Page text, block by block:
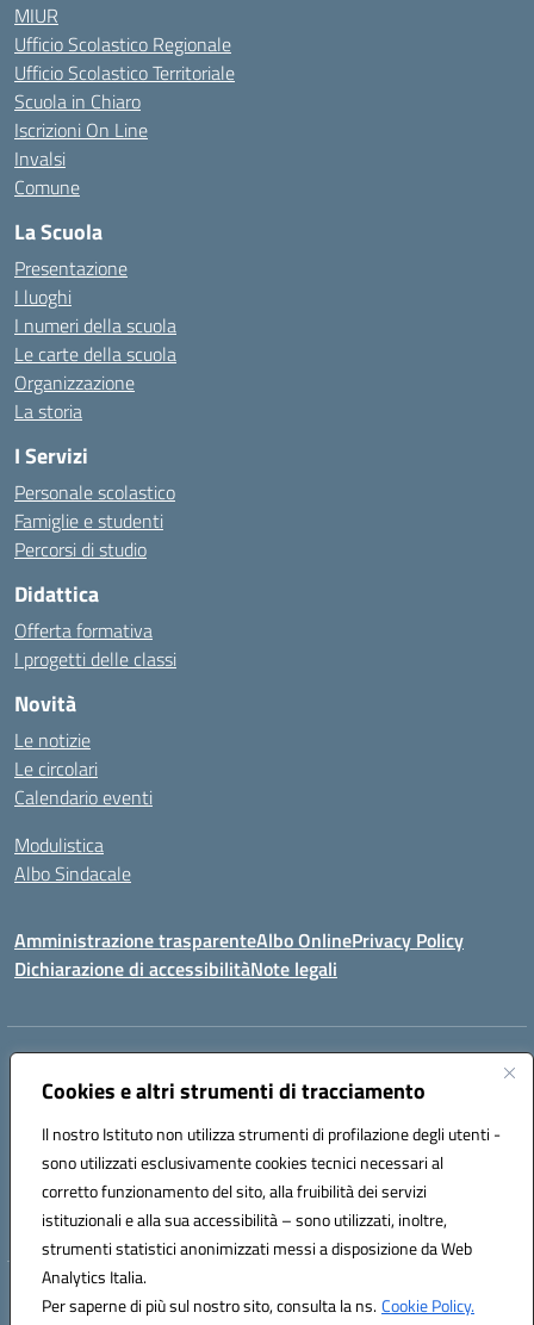
Cookies e altri strumenti di tracciamento
Il nostro Istituto non utilizza strumenti di profilazione degli utenti -
sono utilizzati esclusivamente cookies tecnici necessari al
corretto funzionamento del sito, alla fruibilità dei servizi
istituzionali e alla sua accessibilità – sono utilizzati, inoltre,
strumenti statistici anonimizzati messi a disposizione da Web
Analytics Italia.
Per saperne di più sul nostro sito, consulta la ns.Cookie Policy.
MIUR
Ufficio Scolastico Regionale
Ufficio Scolastico Territoriale
Scuola in Chiaro
Iscrizioni On Line
Invalsi
Comune
La Scuola
Presentazione
I luoghi
I numeri della scuola
Le carte della scuola
Organizzazione
La storia
I Servizi
Personale scolastico
Famiglie e studenti
Percorsi di studio
Didattica
Offerta formativa
I progetti delle classi
Novità
Le notizie
Le circolari
Calendario eventi
Modulistica
Albo Sindacale
Amministrazione trasparenteAlbo OnlinePrivacy Policy
Dichiarazione di accessibilitàNote legali
Indirizzo:
Centralino:0994722507 Email:TAIC873006@istruzione.it
Codice fiscale: 90279480736
Codice meccanografico:
TAIC873006
Codice unico di fatturazione (CUF): 488XBQ
Hosting & Powered by 3D Solution S.r.l.